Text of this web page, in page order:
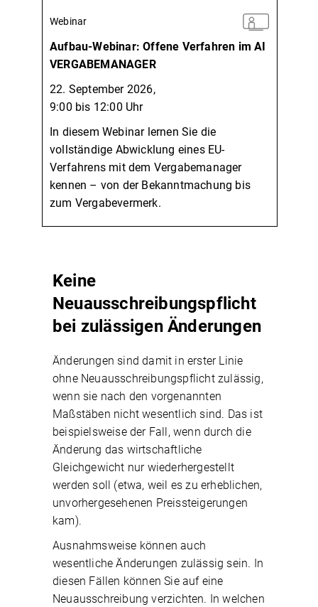
Webinar
Aufbau-Webinar: Offene Verfahren im AI
VERGABEMANAGER
22. September 2026,
9:00 bis 12:00 Uhr
In diesem Webinar lernen Sie die
vollständige Abwicklung eines EU-
Verfahrens mit dem Vergabemanager
kennen – von der Bekanntmachung bis
zum Vergabevermerk.
Keine
Neuausschreibungspflicht
bei zulässigen Änderungen
Änderungen sind damit in erster Linie
ohne Neuausschreibungspflicht zulässig,
wenn sie nach den vorgenannten
Maßstäben nicht wesentlich sind. Das ist
beispielsweise der Fall, wenn durch die
Änderung das wirtschaftliche
Gleichgewicht nur wiederhergestellt
werden soll (etwa, weil es zu erheblichen,
unvorhergesehenen Preissteigerungen
kam).
Ausnahmsweise können auch
wesentliche Änderungen zulässig sein. In
diesen Fällen können Sie auf eine
Neuausschreibung verzichten. In welchen